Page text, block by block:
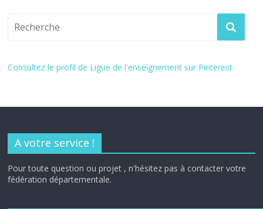
Consultez le profil de Ligue de l'enseignement sur Pinterest.
A votre service !
Pour toute question ou projet , n'hésitez pas à contacter votre
fédération départementale.